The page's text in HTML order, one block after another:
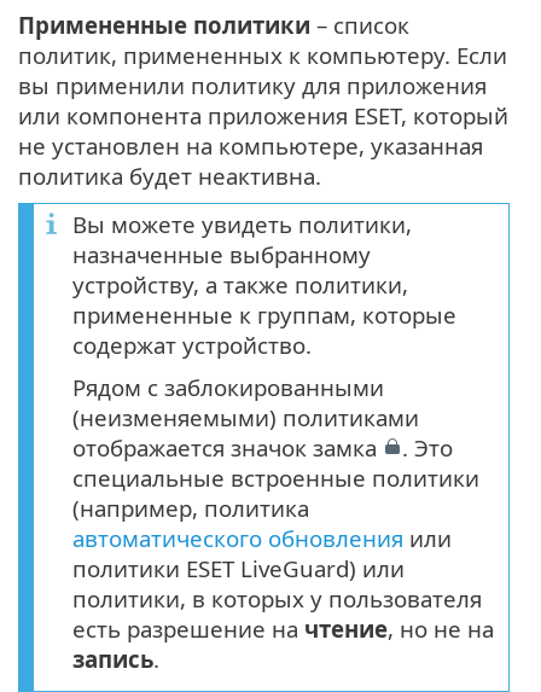
Примененные политики – список
политик, примененных к компьютеру. Если
вы применили политику для приложения
или компонента приложения ESET, который
не установлен на компьютере, указанная
политика будет неактивна.
Вы можете увидеть политики,
назначенные выбранному
устройству, а также политики,
примененные к группам, которые
содержат устройство.
Рядом с заблокированными
(неизменяемыми) политиками
отображается значок замка
. Это
специальные встроенные политики
(например, политика
автоматического обновления или
политики ESET LiveGuard) или
политики, в которых у пользователя
есть разрешение на чтение, но не на
запись.